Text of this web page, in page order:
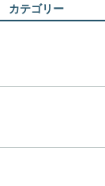
カテゴリー